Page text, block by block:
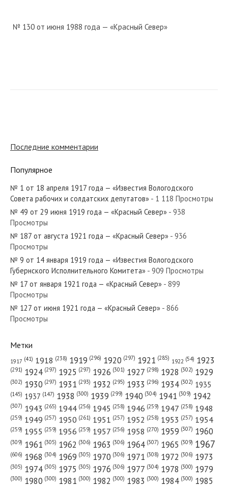
№ 130 от июня 1988 года — «Красный Север»
№ 26 от февраля 1946 года — «Красный Север»
№ 14 от января 1980 года — «Красный Север»
№ 257 от декабря 1949 года — «Красный Север»
№ 17 от января 1947 года — «Красный Север»
№ 96 от мая 1921 года — «Красный Север»
Последние комментарии
Популярное
№ 1 от 18 апреля 1917 года — «Известия Вологодского
Совета рабочих и солдатских депутатов» - 1 118 Просмотры
№ 49 от 29 июня 1919 года — «Красный Север» - 938
Просмотры
№ 187 от августа 1921 года — «Красный Север» - 936
Просмотры
№ 9 от 14 января 1919 года — «Известия Вологодского
Губернского Исполнительного Комитета» - 909 Просмотры
№ 17 от января 1921 года — «Красный Север» - 899
Просмотры
№ 127 от июня 1921 года — «Красный Север» - 866
Просмотры
Метки
1917 (41) 1918 (238) 1919 (296) 1920 (297) 1921 (285) 1922 (54) 1923
(291) 1924 (297) 1925 (297) 1926 (301) 1927 (298) 1928 (302) 1929
(302) 1930 (297) 1931 (293) 1932 (295) 1933 (296) 1934 (302) 1935
(145) 1937 (147) 1938 (300) 1939 (299) 1940 (304) 1941 (309) 1942
(307) 1943 (265) 1944 (256) 1945 (258) 1946 (259) 1947 (258) 1948
(259) 1949 (257) 1950 (261) 1951 (257) 1952 (258) 1953 (257) 1954
(259) 1955 (259) 1956 (259) 1957 (256) 1958 (270) 1959 (307) 1960
(309) 1961 (305) 1962 (306) 1963 (306) 1964 (307) 1965 (309) 1967
(606) 1968 (304) 1969 (305) 1970 (306) 1971 (308) 1972 (306) 1973
(305) 1974 (305) 1975 (305) 1976 (306) 1977 (304) 1978 (300) 1979
(300) 1980 (300) 1981 (300) 1982 (300) 1983 (300) 1984 (300) 1985